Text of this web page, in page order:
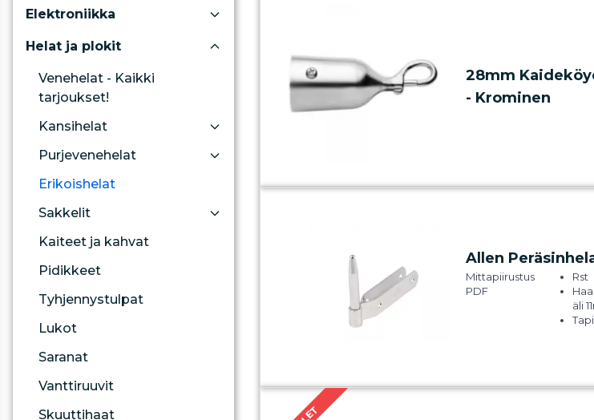
Elektroniikka
Helat ja plokit
Venehelat - Kaikki
tarjoukset!
Kansihelat
Purjevenehelat
Erikoishelat
Sakkelit
Kaiteet ja kahvat
Pidikkeet
Tyhjennystulpat
Lukot
Saranat
Vanttiruuvit
Skuuttihaat
28mm
- Krominen
Allen
Mittapiirustus
PDF
Rst
äli